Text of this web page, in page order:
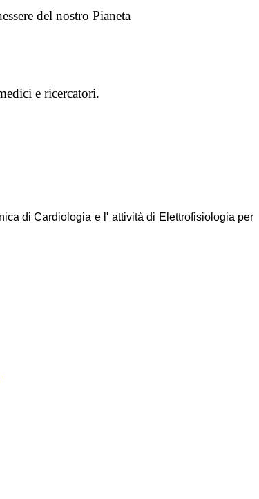
del nostro Pianeta
e ricercatori.
di Cardiologia e l' attività di Elettrofisiologia per